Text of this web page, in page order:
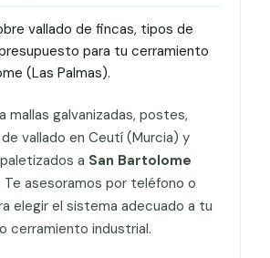
vallado de fincas, tipos de
para tu cerramiento
(Las Palmas).
mallas galvanizadas, postes,
vallado en Ceutí (Murcia) y
a San Bartolome
. Te asesoramos por teléfono o
elegir el sistema adecuado a tu
cerramiento industrial.